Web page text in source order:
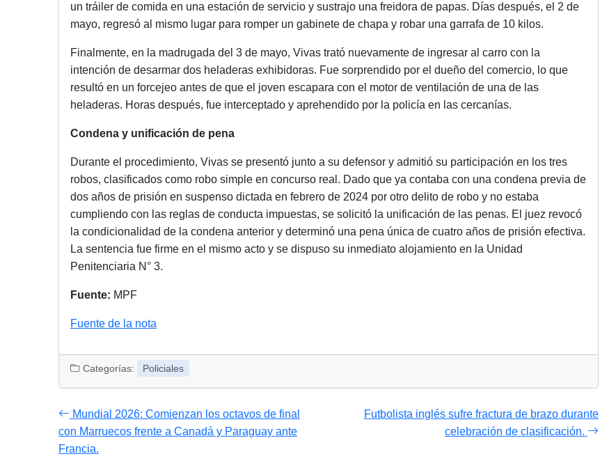
un tráiler de comida en una estación de servicio y sustrajo una freidora de papas. Días después, el 2 de
mayo, regresó al mismo lugar para romper un gabinete de chapa y robar una garrafa de 10 kilos.
Finalmente, en la madrugada del 3 de mayo, Vivas trató nuevamente de ingresar al carro con la
intención de desarmar dos heladeras exhibidoras. Fue sorprendido por el dueño del comercio, lo que
resultó en un forcejeo antes de que el joven escapara con el motor de ventilación de una de las
heladeras. Horas después, fue interceptado y aprehendido por la policía en las cercanías.
Condena y unificación de pena
Durante el procedimiento, Vivas se presentó junto a su defensor y admitió su participación en los tres
robos, clasificados como robo simple en concurso real. Dado que ya contaba con una condena previa de
dos años de prisión en suspenso dictada en febrero de 2024 por otro delito de robo y no estaba
cumpliendo con las reglas de conducta impuestas, se solicitó la unificación de las penas. El juez revocó
la condicionalidad de la condena anterior y determinó una pena única de cuatro años de prisión efectiva.
La sentencia fue firme en el mismo acto y se dispuso su inmediato alojamiento en la Unidad
Penitenciaria N° 3.
Fuente: MPF
Fuente de la nota
Categorías: Policiales
Mundial 2026: Comienzan los octavos de final
con Marruecos frente a Canadá y Paraguay ante
Francia.
Futbolista inglés sufre fractura de brazo durante
celebración de clasificación.